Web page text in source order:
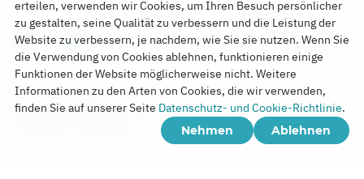
Copyright © 2026
Watch Tower Bible and Tract Society of Korea.
erteilen, verwenden wir Cookies, um Ihren Besuch persönlicher
zu gestalten, seine Qualität zu verbessern und die Leistung der
Website zu verbessern, je nachdem, wie Sie sie nutzen. Wenn Sie
die Verwendung von Cookies ablehnen, funktionieren einige
Funktionen der Website möglicherweise nicht. Weitere
Informationen zu den Arten von Cookies, die wir verwenden,
finden Sie auf unserer Seite Datenschutz- und Cookie-Richtlinie.
Nehmen
Ablehnen